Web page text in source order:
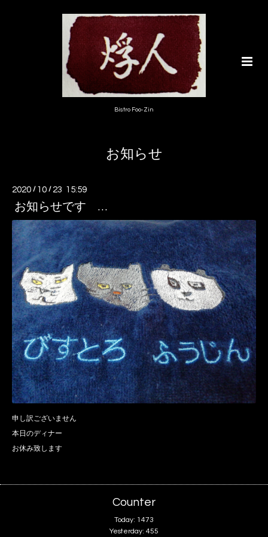
Bistro Foo-Zin
お知らせ
2020 / 10 / 23 15:59
お知らせです …
申し訳ございません
本日のディナー
お休み致します
Counter
Today: 1473
Yesterday: 455